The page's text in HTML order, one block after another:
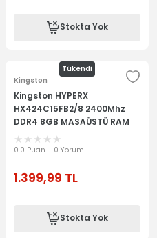
Stokta Yok
Tükendi
Kingston
Kingston HYPERX
HX424C15FB2/8 2400Mhz
DDR4 8GB MASAÜSTÜ RAM
0.0 Puan - 0 Yorum
1.399,99 TL
Stokta Yok